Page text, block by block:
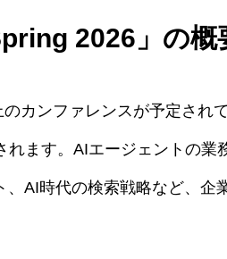
2026」の概
カンファレンスが予定され
れます。AIエージェントの業
AI時代の検索戦略など、企